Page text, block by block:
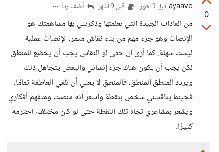
0
ayaavo قبل 9 أشهر قبل 9 أشهر أضف ردا
من العادات الجيدة التي تعلمتها وذكرتني بها مساهمتك هو
الإنصات وهو جزء مهم من بناء نقاش مثمر، الإنصات عملية
ليست سهلة. كما أرى أن حتى لو النقاش يجب أن يخضع للمنطق
لكن يجب أن يكون هناك جزء إنساني والبعض يتجاهل ذلك
ويردد المنطق المنطق، فالمنطق لا يعني أن تلغي العاطفة تمامًا،
فحينما يناقشني شخص بنقطة وأشعر أنه منصت ومتفهم أفكاري
ويشعر بمشاعري تجاه تلك النقطة حتى لو كان مختلف، احترمه
كثيرًا.